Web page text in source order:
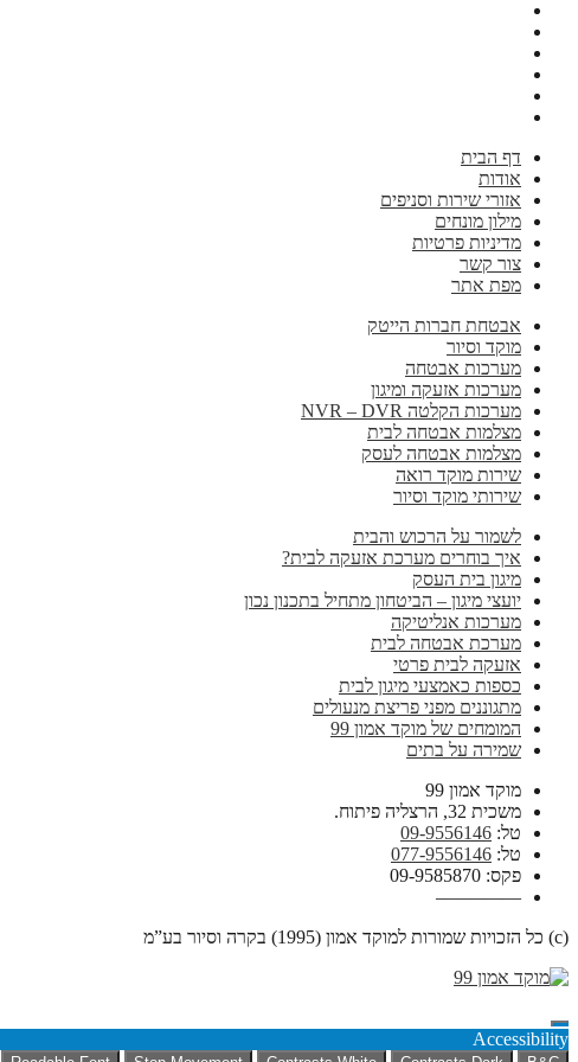
דף הבית
אודות
אזורי שירות וסניפים
מילון מונחים
מדיניות פרטיות
צור קשר
מפת אתר
אבטחת חברות הייטק
מוקד וסיור
מערכות אבטחה
מערכות אזעקה ומיגון
מערכות הקלטה NVR – DVR
מצלמות אבטחה לבית
מצלמות אבטחה לעסק
שירות מוקד רואה
שירותי מוקד וסיור
לשמור על הרכוש והבית
איך בוחרים מערכת אזעקה לבית?
מיגון בית העסק
יועצי מיגון – הביטחון מתחיל בתכנון נכון
מערכות אנליטיקה
מערכת אבטחה לבית
אזעקה לבית פרטי
כספות כאמצעי מיגון לבית
מתגוננים מפני פריצת מנעולים
המומחים של מוקד אמון 99
שמירה על בתים
מוקד אמון 99
משכית 32, הרצליה פיתוח.
טל: 09-9556146
טל: 077-9556146
פקס: 09-9585870
————–
(c) כל הזכויות שמורות למוקד אמון (1995) בקרה וסיור בע”מ
Accessibility